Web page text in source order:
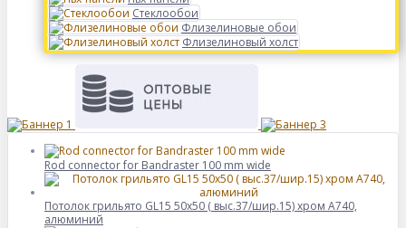
Стеклообои
Флизелиновые обои
Флизелиновый холст
Rod connector for Bandraster 100 mm wide
Потолок грильято GL15 50х50 ( выс.37/шир.15) хром А740,
алюминий